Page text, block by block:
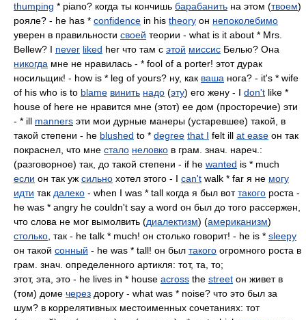
thumping * piano? когда ты кончишь барабанить на этом (твоем)
рояле? - he has * confidence in his theory он непоколебимо
уверен в правильности своей теории - what is it about * Mrs.
Bellew? I never liked her что там с этой миссис Белью? Она
никогда мне не нравилась - * fool of a porter! этот дурак
носильщик! - how is * leg of yours? ну, как ваша нога? - it's * wife
of his who is to blame винить надо (эту) его жену - I don't like *
house of here не нравится мне (этот) ее дом (просторечие) эти
- * ill manners эти мои дурные манеры (устаревшее) такой, в
такой степени - he blushed to * degree that I felt ill at ease он так
покраснел, что мне стало неловко в грам. знач. нареч.:
(разговорное) так, до такой степени - if he wanted is * much
если он так уж сильно хотел этого - I can't walk * far я не могу
идти так далеко - when I was * tall когда я был воттакого роста -
he was * angry he couldn't say a word он был до того рассержен,
что слова не мог вымолвить (диалектизм) (американизм)
столько , так - he talk * much! он столько говорит! - he is * sleepy
он такой сонный - he was * tall! он был такого огромного роста в
грам. знач. определенного артикля: тот, та, то;
этот, эта, это - he lives in * house across the street он живет в
(том) доме через дорогу - what was * noise? что это был за
шум? в коррелятивных местоименных сочетаниях: тот